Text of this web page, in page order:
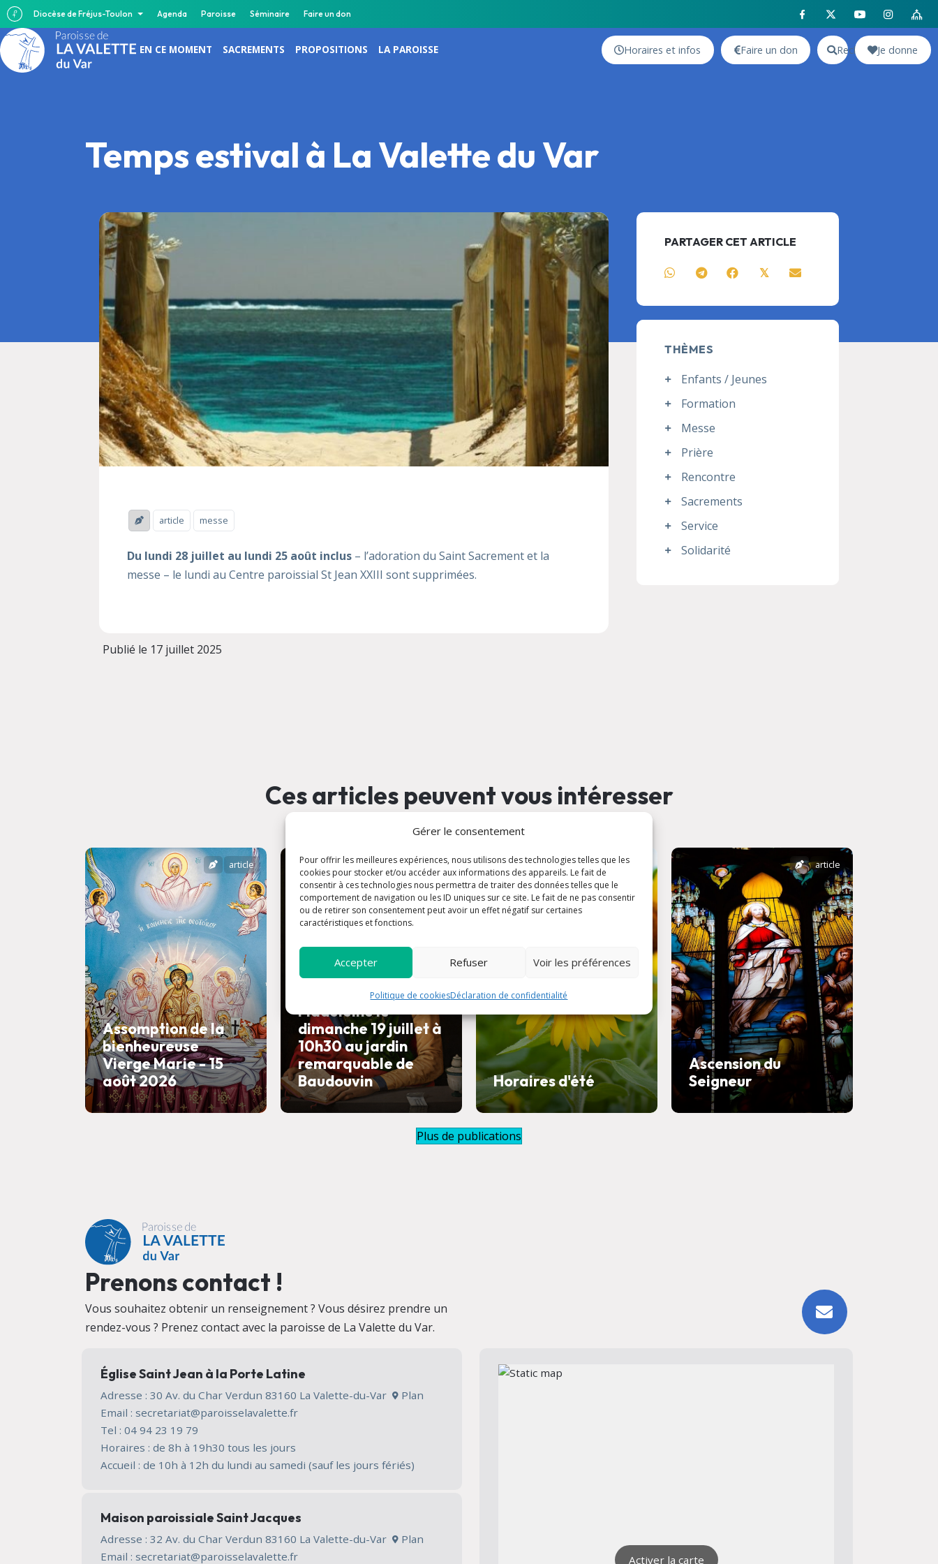
Gérer le consentement
Pour offrir les meilleures expériences, nous utilisons des technologies telles que les
cookies pour stocker et/ou accéder aux informations des appareils. Le fait de
consentir à ces technologies nous permettra de traiter des données telles que le
comportement de navigation ou les ID uniques sur ce site. Le fait de ne pas consentir
ou de retirer son consentement peut avoir un effet négatif sur certaines
caractéristiques et fonctions.
Accepter Refuser Voir les préférences
Politique de cookiesDéclaration de confidentialité
Diocèse de Fréjus-Toulon Agenda Paroisse Séminaire Faire un don
EN CE MOMENT SACREMENTS PROPOSITIONS LA PAROISSE Horaires et infos Faire un don RechercherJe donne
Temps estival à La Valette du Var
article messe
Du lundi 28 juillet au lundi 25 août inclus – l’adoration du Saint Sacrement et la
messe – le lundi au Centre paroissial St Jean XXIII sont supprimées.
PARTAGER CET ARTICLE
𝕏
THÈMES
Enfants / Jeunes
Formation
Messe
Prière
Rencontre
Sacrements
Service
Solidarité
Publié le 17 juillet 2025
Ces articles peuvent vous intéresser
Assomption de la
bienheureuse
Vierge Marie - 15
août 2026
article
Messe en l'honneur
de Sainte Marie-
Madeleine le
dimanche 19 juillet à
10h30 au jardin
remarquable de
Baudouvin
article
Horaires d'été
article
Ascension du
Seigneur
article
Plus de publications
Prenons contact !
Vous souhaitez obtenir un renseignement ? Vous désirez prendre un
rendez-vous ? Prenez contact avec la paroisse de La Valette du Var.
Église Saint Jean à la Porte Latine
Adresse : 30 Av. du Char Verdun 83160 La Valette-du-Var
Plan
Email : secretariat@paroisselavalette.fr
Tel : 04 94 23 19 79
Horaires : de 8h à 19h30 tous les jours
Accueil : de 10h à 12h du lundi au samedi (sauf les jours fériés)
Maison paroissiale Saint Jacques
Adresse : 32 Av. du Char Verdun 83160 La Valette-du-Var
Plan
Email : secretariat@paroisselavalette.fr
Activer la carte